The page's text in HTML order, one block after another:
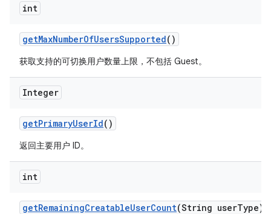
int
getMaxNumberOfUsersSupported()
获取支持的可切换用户数量上限，不包括 Guest。
Integer
getPrimaryUserId()
返回主要用户 ID。
int
getRemainingCreatableUserCount(String userType)